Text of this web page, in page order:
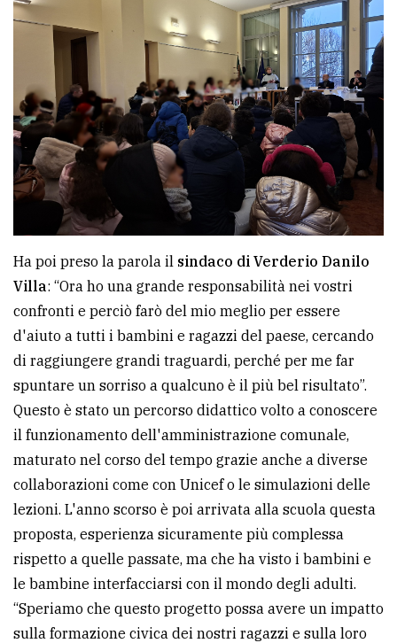
Ha poi preso la parola il sindaco di Verderio Danilo
Villa: “Ora ho una grande responsabilità nei vostri
confronti e perciò farò del mio meglio per essere
d'aiuto a tutti i bambini e ragazzi del paese, cercando
di raggiungere grandi traguardi, perché per me far
spuntare un sorriso a qualcuno è il più bel risultato”.
Questo è stato un percorso didattico volto a conoscere
il funzionamento dell'amministrazione comunale,
maturato nel corso del tempo grazie anche a diverse
collaborazioni come con Unicef o le simulazioni delle
lezioni. L'anno scorso è poi arrivata alla scuola questa
proposta, esperienza sicuramente più complessa
rispetto a quelle passate, ma che ha visto i bambini e
le bambine interfacciarsi con il mondo degli adulti.
“Speriamo che questo progetto possa avere un impatto
sulla formazione civica dei nostri ragazzi e sulla loro